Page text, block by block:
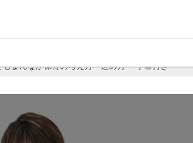
もまんなか保育の考え方・進め方 ―字幕付き